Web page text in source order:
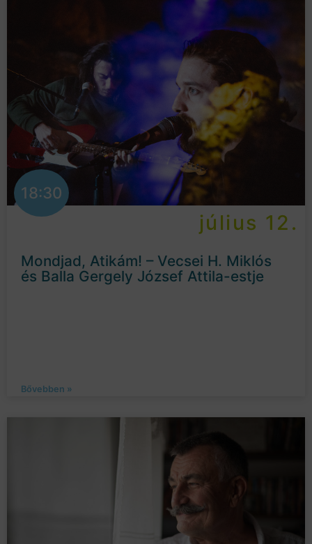
18:30
július 12.
Mondjad, Atikám! – Vecsei H. Miklós
és Balla Gergely József Attila-estje
Bővebben »